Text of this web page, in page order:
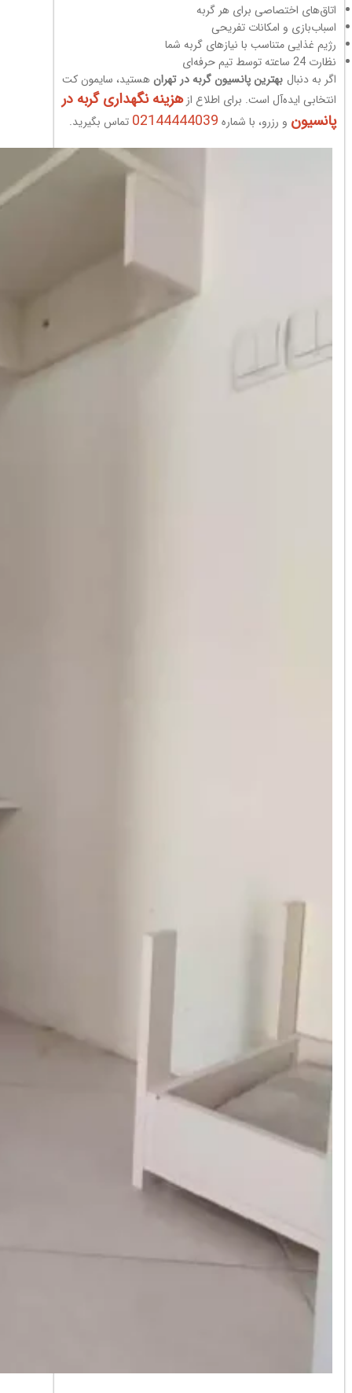
اتاق‌های اختصاصی برای هر گربه
اسباب‌بازی و امکانات تفریحی
رژیم غذایی متناسب با نیازهای گربه شما
نظارت 24 ساعته توسط تیم حرفه‌ای
اگر به دنبال بهترین پانسیون گربه در تهران هستید، سایمون کت
انتخابی ایده‌آل است. برای اطلاع ازهزینه نگهداری گربه در
پانسیون و رزرو، با شماره 02144444039 تماس بگیرید.